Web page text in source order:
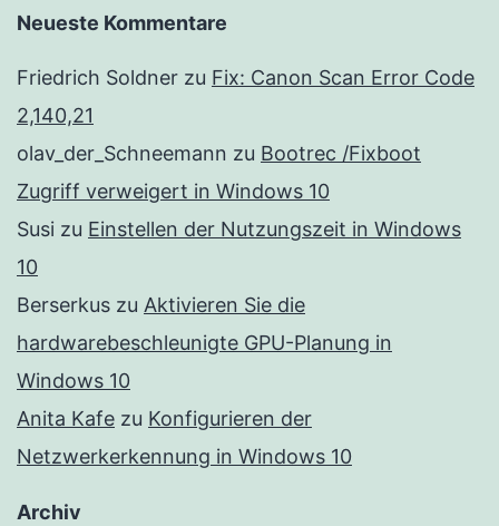
Neueste Kommentare
Friedrich Soldner zu Fix: Canon Scan Error Code
2,140,21
olav_der_Schneemann zu Bootrec /Fixboot
Zugriff verweigert in Windows 10
Susi zu Einstellen der Nutzungszeit in Windows
10
Berserkus zu Aktivieren Sie die
hardwarebeschleunigte GPU-Planung in
Windows 10
Anita Kafe zu Konfigurieren der
Netzwerkerkennung in Windows 10
Archiv